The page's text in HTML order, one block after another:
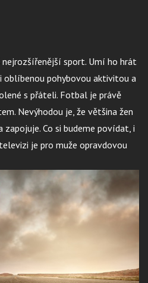
sport. Umí ho hrát
oblíbenou pohybovou aktivitou a
s přáteli. Fotbal je právě
Nevýhodou je, že většina žen
Co si budeme povídat, i
je pro muže opravdovou